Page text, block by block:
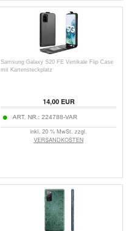
Samsung Galaxy S20 FE Vertikale Flip Case
mit Kartensteckplatz
14,00EUR
ART. NR.: 224788-VAR
inkl. 20 % MwSt. zzgl.
VERSANDKOSTEN